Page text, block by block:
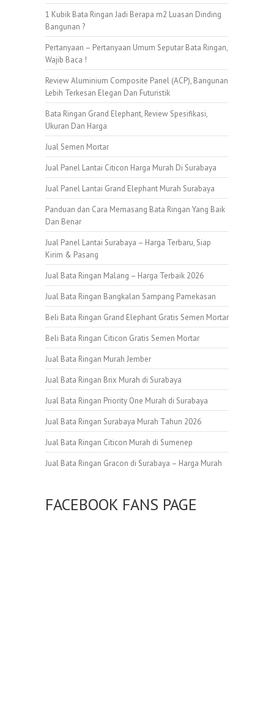
1 Kubik Bata Ringan Jadi Berapa m2 Luasan Dinding
Bangunan ?
Pertanyaan – Pertanyaan Umum Seputar Bata Ringan,
Wajib Baca !
Review Aluminium Composite Panel (ACP), Bangunan
Lebih Terkesan Elegan Dan Futuristik
Bata Ringan Grand Elephant, Review Spesifikasi,
Ukuran Dan Harga
Jual Semen Mortar
Jual Panel Lantai Citicon Harga Murah Di Surabaya
Jual Panel Lantai Grand Elephant Murah Surabaya
Panduan dan Cara Memasang Bata Ringan Yang Baik
Dan Benar
Jual Panel Lantai Surabaya – Harga Terbaru, Siap
Kirim & Pasang
Jual Bata Ringan Malang – Harga Terbaik 2026
Jual Bata Ringan Bangkalan Sampang Pamekasan
Beli Bata Ringan Grand Elephant Gratis Semen Mortar
Beli Bata Ringan Citicon Gratis Semen Mortar
Jual Bata Ringan Murah Jember
Jual Bata Ringan Brix Murah di Surabaya
Jual Bata Ringan Priority One Murah di Surabaya
Jual Bata Ringan Surabaya Murah Tahun 2026
Jual Bata Ringan Citicon Murah di Sumenep
Jual Bata Ringan Gracon di Surabaya – Harga Murah
FACEBOOK FANS PAGE